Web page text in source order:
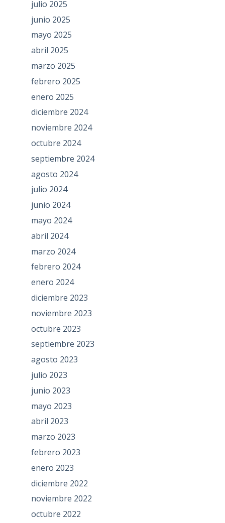
julio 2025
junio 2025
mayo 2025
abril 2025
marzo 2025
febrero 2025
enero 2025
diciembre 2024
noviembre 2024
octubre 2024
septiembre 2024
agosto 2024
julio 2024
junio 2024
mayo 2024
abril 2024
marzo 2024
febrero 2024
enero 2024
diciembre 2023
noviembre 2023
octubre 2023
septiembre 2023
agosto 2023
julio 2023
junio 2023
mayo 2023
abril 2023
marzo 2023
febrero 2023
enero 2023
diciembre 2022
noviembre 2022
octubre 2022